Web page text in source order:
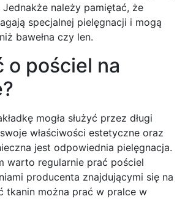
Jednakże należy pamiętać, że
specjalnej pielęgnacji i mogą
bawełna czy len.
o pościel na
mogła służyć przez długi
właściwości estetyczne oraz
jest odpowiednia pielęgnacja.
warto regularnie prać pościel
producenta znajdującymi się na
tkanin można prać w pralce w